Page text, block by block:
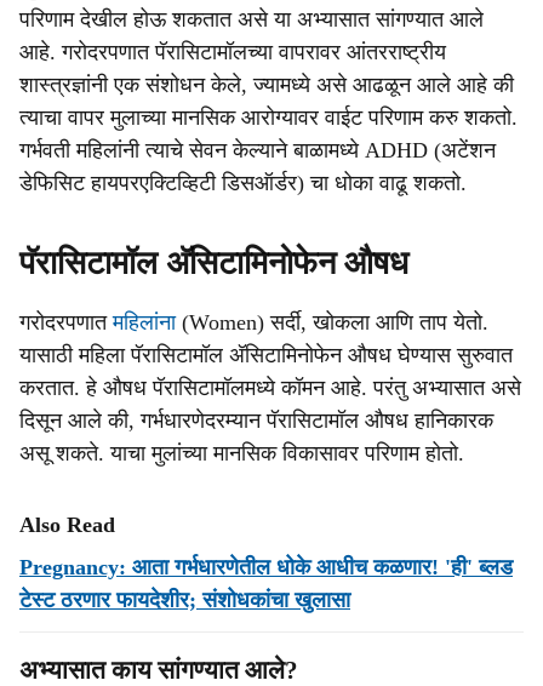
परिणाम देखील होऊ शकतात असे या अभ्यासात सांगण्यात आले
आहे. गरोदरपणात पॅरासिटामॉलच्या वापरावर आंतरराष्ट्रीय
शास्त्रज्ञांनी एक संशोधन केले, ज्यामध्ये असे आढळून आले आहे की
त्याचा वापर मुलाच्या मानसिक आरोग्यावर वाईट परिणाम करु शकतो.
गर्भवती महिलांनी त्याचे सेवन केल्याने बाळामध्ये ADHD (अटेंशन
डेफिसिट हायपरएक्टिव्हिटी डिसऑर्डर) चा धोका वाढू शकतो.
पॅरासिटामॉल अ‍ॅसिटामिनोफेन औषध
गरोदरपणातमहिलांना(Women) सर्दी, खोकला आणि ताप येतो.
यासाठी महिला पॅरासिटामॉल अ‍ॅसिटामिनोफेन औषध घेण्यास सुरुवात
करतात. हे औषध पॅरासिटामॉलमध्ये कॉमन आहे. परंतु अभ्यासात असे
दिसून आले की, गर्भधारणेदरम्यान पॅरासिटामॉल औषध हानिकारक
असू शकते. याचा मुलांच्या मानसिक विकासावर परिणाम होतो.
Also Read
Pregnancy: आता गर्भधारणेतील धोके आधीच कळणार! 'ही' ब्लड
टेस्ट ठरणार फायदेशीर; संशोधकांचा खुलासा
अभ्यासात काय सांगण्यात आले?